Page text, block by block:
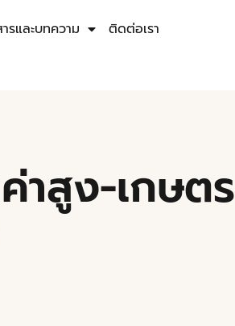
รและบทความ ติดต่อเรา
าสูง-เกษตร